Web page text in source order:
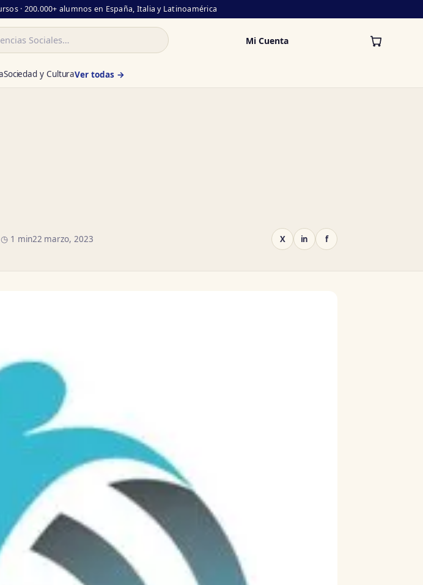
· 200.000+ alumnos en España, Italia y Latinoamérica
Mi Cuenta
Sociedad y CulturaVer todas →
◷ 1 min22 marzo, 2023 X in f